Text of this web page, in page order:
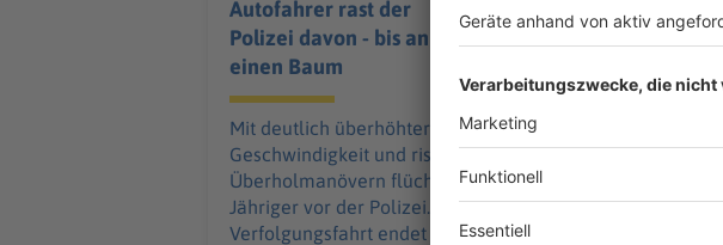
Autofahrer rast der
Polizei davon - bis an
einen Baum
Mit deutlich überhöhter
Geschwindigkeit und riskanten
Überholmanövern flüchtet ein 24-
Jähriger vor der Polizei. Die
Verfolgungsfahrt endet an einem
Trotz 2:0-
Kein 1860-
ein